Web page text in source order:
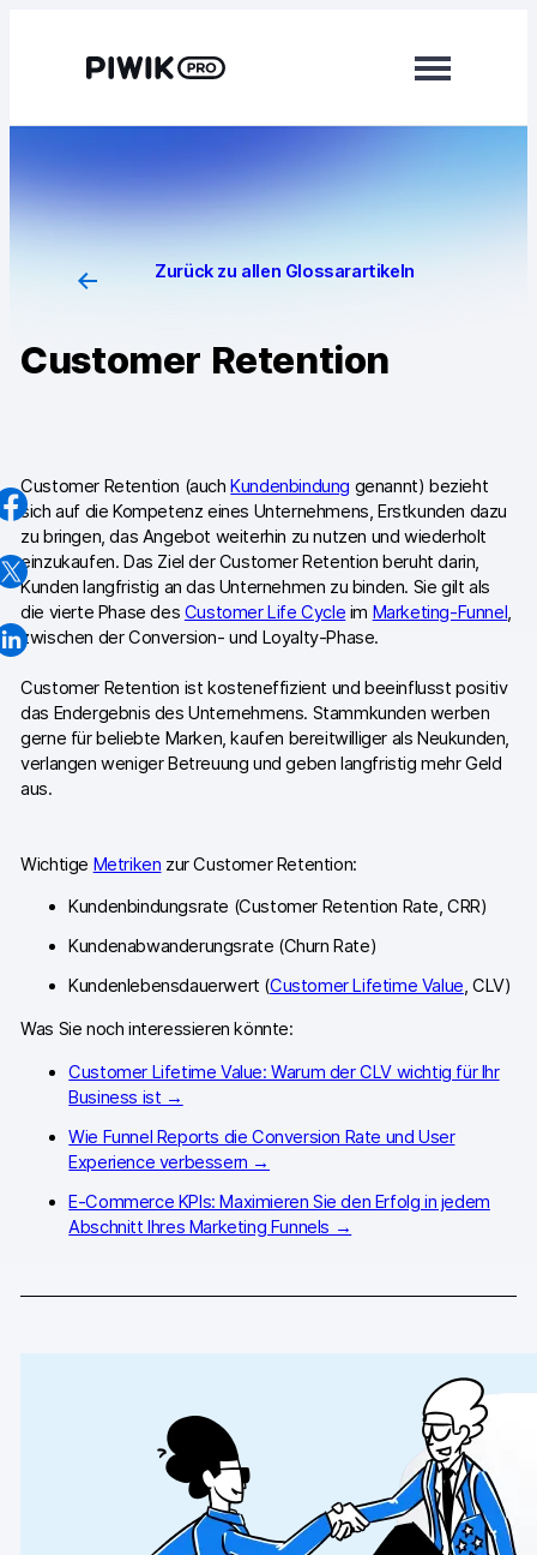
Analytics
Tag Manager
Consent Manager
Integrationen
Changelog
Professionelle Services
Datenschutz & Sicherheit
Analytics für Web & Mobile
Analytics für Produktteams
Datenaktivierung
Datenschutz Compliance
Ecommerce Analytics
Server-Side-Tagging & Tracking
Wechsel von Matomo
Blog
Webinare
Playbook zur Datenaktivierung
Shopify App Playbook
Zurück zu allen Glossarartikeln
Customer Retention
Customer Retention (auchKundenbindung genannt) bezieht
sich auf die Kompetenz eines Unternehmens, Erstkunden dazu
zu bringen, das Angebot weiterhin zu nutzen und wiederholt
einzukaufen. Das Ziel der Customer Retention beruht darin,
Kunden langfristig an das Unternehmen zu binden. Sie gilt als
die vierte Phase des Customer Life Cycle im Marketing-Funnel,
zwischen der Conversion- und Loyalty-Phase.
Customer Retention ist kosteneffizient und beeinflusst positiv
das Endergebnis des Unternehmens. Stammkunden werben
gerne für beliebte Marken, kaufen bereitwilliger als Neukunden,
verlangen weniger Betreuung und geben langfristig mehr Geld
aus.
Wichtige Metriken zur Customer Retention:
Kundenbindungsrate (Customer Retention Rate, CRR)
Kundenabwanderungsrate (Churn Rate)
Kundenlebensdauerwert (Customer Lifetime Value, CLV)
Was Sie noch interessieren könnte:
Customer Lifetime Value: Warum der CLV wichtig für Ihr
Business ist →
Wie Funnel Reports die Conversion Rate und User
Experience verbessern →
E-Commerce KPIs: Maximieren Sie den Erfolg in jedem
Abschnitt Ihres Marketing Funnels →